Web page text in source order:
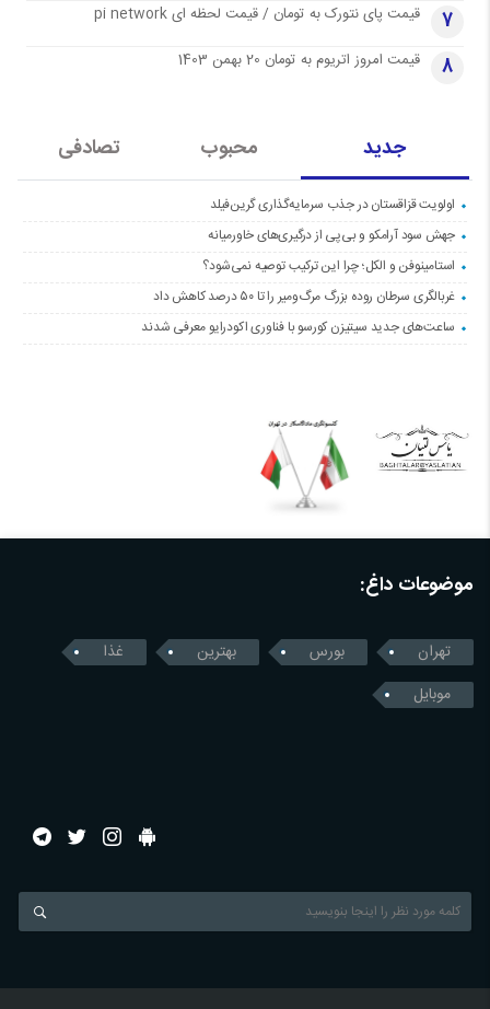
7 قیمت پای نتورک به تومان / قیمت لحظه ای pi network
8 قیمت امروز اتریوم به تومان 20 بهمن 1403
جدید محبوب تصادفی
اولویت قزاقستان در جذب سرمایه‌گذاری گرین‌فیلد
جهش سود آرامکو و بی‌پی از درگیری‌های خاورمیانه
استامینوفن و الکل؛ چرا این ترکیب توصیه نمی‌شود؟
غربالگری سرطان روده بزرگ مرگ‌ومیر را تا ۵۰ درصد کاهش داد
ساعت‌های جدید سیتیزن کورسو با فناوری اکودرایو معرفی شدند
موضوعات داغ:
تهران بورس بهترین
غذا
موبایل